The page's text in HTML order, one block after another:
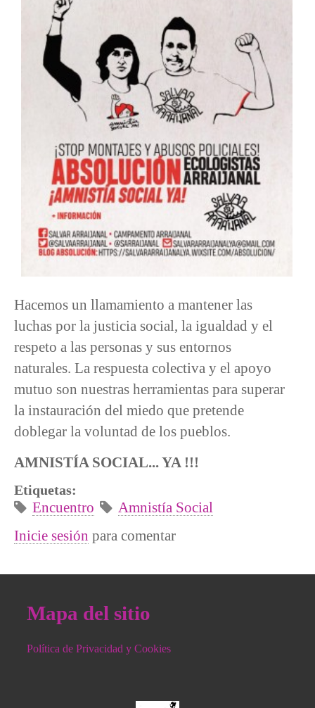
Hacemos un llamamiento a mantener las
luchas por la justicia social, la igualdad y el
respeto a las personas y sus entornos
naturales. La respuesta colectiva y el apoyo
mutuo son nuestras herramientas para superar
la instauración del miedo que pretende
doblegar la voluntad de los pueblos.
AMNISTÍA SOCIAL... YA !!!
Etiquetas:
Encuentro
Amnistía Social
Inicie sesión para comentar
Mapa del sitio
Política de Privacidad y Cookies